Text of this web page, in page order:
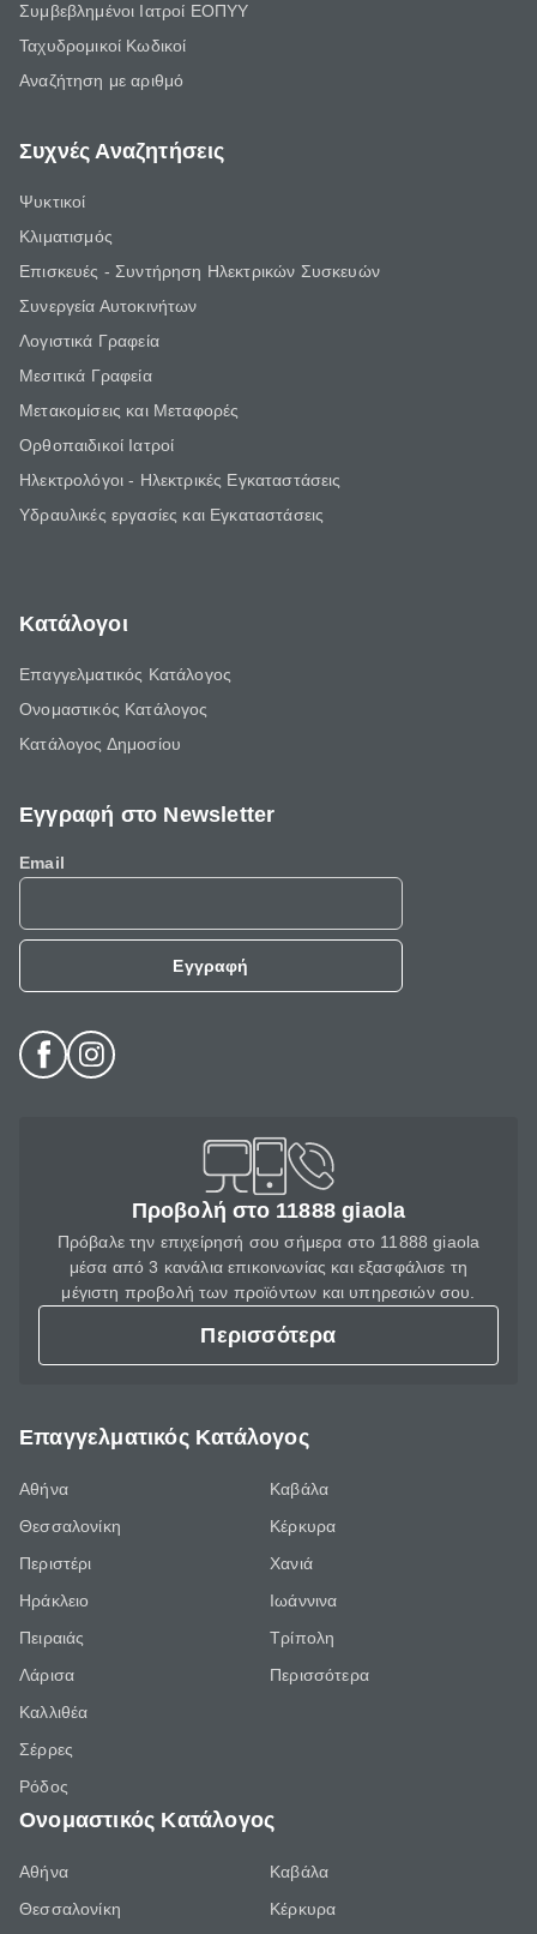
Συμβεβλημένοι Ιατροί ΕΟΠΥΥ
Ταχυδρομικοί Κωδικοί
Αναζήτηση με αριθμό
Συχνές Αναζητήσεις
Ψυκτικοί
Κλιματισμός
Επισκευές - Συντήρηση Ηλεκτρικών Συσκευών
Συνεργεία Αυτοκινήτων
Λογιστικά Γραφεία
Μεσιτικά Γραφεία
Μετακομίσεις και Μεταφορές
Ορθοπαιδικοί Ιατροί
Ηλεκτρολόγοι - Ηλεκτρικές Εγκαταστάσεις
Υδραυλικές εργασίες και Εγκαταστάσεις
Κατάλογοι
Επαγγελματικός Κατάλογος
Ονομαστικός Κατάλογος
Κατάλογος Δημοσίου
Εγγραφή στο Newsletter
Email
Εγγραφή
Προβολή στο 11888 giaola
Πρόβαλε την επιχείρησή σου σήμερα στο 11888 giaola
μέσα από 3 κανάλια επικοινωνίας και εξασφάλισε τη
μέγιστη προβολή των προϊόντων και υπηρεσιών σου.
Περισσότερα
Επαγγελματικός Κατάλογος
Αθήνα
Θεσσαλονίκη
Περιστέρι
Ηράκλειο
Πειραιάς
Λάρισα
Καλλιθέα
Σέρρες
Ρόδος
Καβάλα
Κέρκυρα
Χανιά
Ιωάννινα
Τρίπολη
Περισσότερα
Ονομαστικός Κατάλογος
Αθήνα
Θεσσαλονίκη
Καβάλα
Κέρκυρα